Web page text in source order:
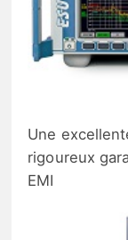
Une
rigoureux
EMI